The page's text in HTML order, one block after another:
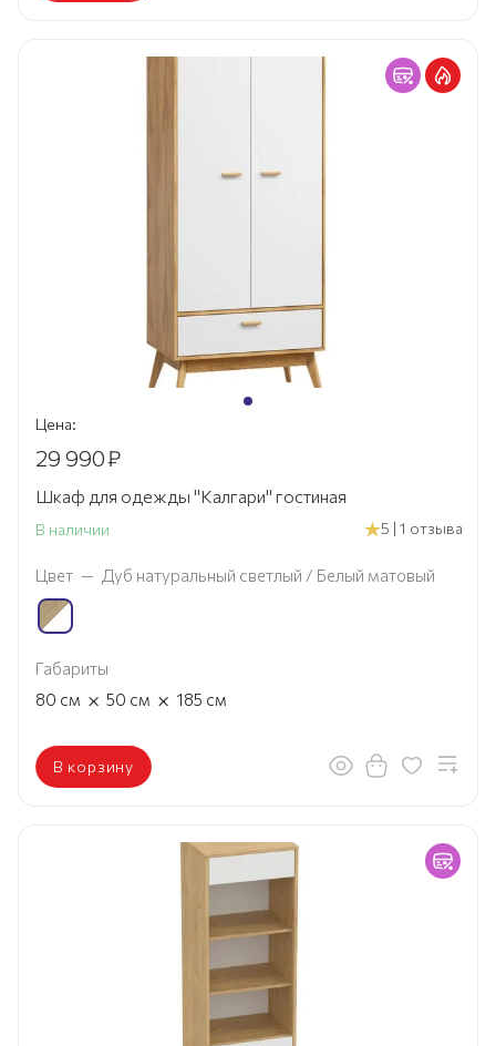
Цена:
29 990₽
Шкаф для одежды "Калгари" гостиная
В наличии 5 | 1 отзыва
Цвет — Дуб натуральный светлый / Белый матовый
Габариты
80 см × 50 см × 185 см
В корзину